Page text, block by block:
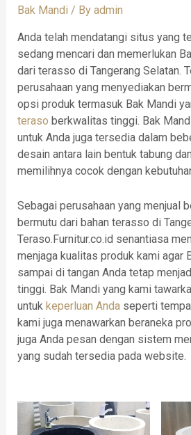
Bak Mandi / By admin
Anda telah mendatangi situs yang
sedang mencari dan memerlukan
dari terasso di Tangerang Selatan.
perusahaan yang menyediakan
opsi produk termasuk Bak Mandi
teraso berkwalitas tinggi. Bak
untuk Anda juga tersedia dalam
desain antara lain bentuk tabung
memilihnya cocok dengan
Sebagai perusahaan yang menjual
bermutu dari bahan terasso di
Teraso.Furnitur.co.id senantiasa
menjaga kualitas produk kami agar
sampai di tangan Anda tetap
tinggi. Bak Mandi yang kami
untuk keperluan Andaseperti
kami juga menawarkan beraneka
juga Anda pesan dengan sistem
yang sudah tersedia pada website.